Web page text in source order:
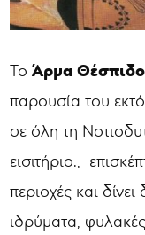
ΤοΆρμα
παρουσία του
σε όλη τη
εισιτήριο.,
περιοχές και
ιδρύματα,